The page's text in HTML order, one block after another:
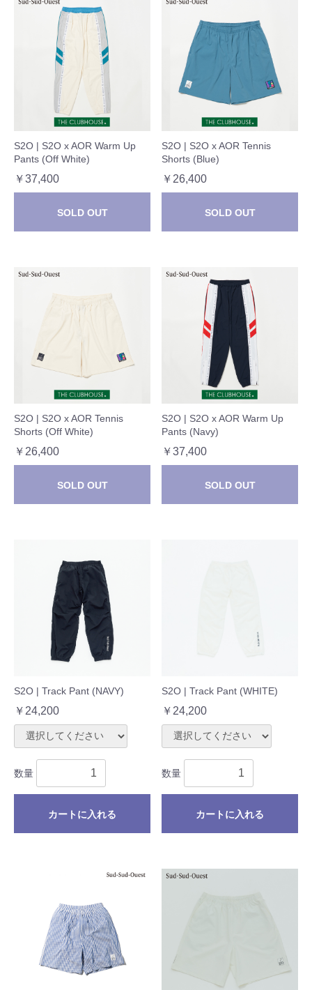
S2O | S2O x AOR Warm Up
Pants (Off White)
￥37,400
SOLD OUT
S2O | S2O x AOR Tennis
Shorts (Blue)
￥26,400
SOLD OUT
S2O | S2O x AOR Tennis
Shorts (Off White)
￥26,400
SOLD OUT
S2O | S2O x AOR Warm Up
Pants (Navy)
￥37,400
SOLD OUT
S2O | Track Pant (NAVY)
￥24,200
数量
カートに入れる
S2O | Track Pant (WHITE)
￥24,200
数量
カートに入れる